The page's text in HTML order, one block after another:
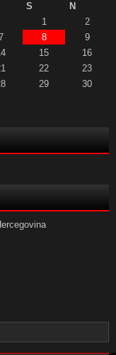
S
N
1
2
8
9
15
16
22
23
29
30